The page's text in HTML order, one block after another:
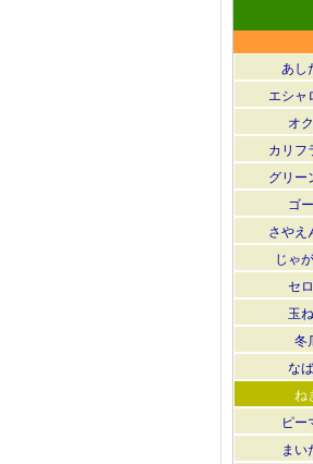
あし
エシャ
オ
カリフ
グリ
ゴ
さやえ
じゃ
セ
玉
冬
な
ね
ピー
まい